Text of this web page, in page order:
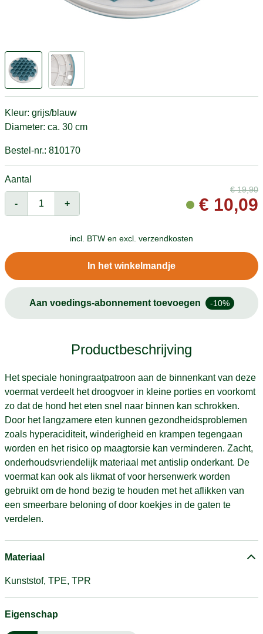
Kleur: grijs/blauw
Diameter: ca. 30 cm
Bestel-nr.: 810170
Aantal
- +
€19,90
€ 10,09
incl. BTW en excl. verzendkosten
In het winkelmandje
Aan voedings-abonnement toevoegen -10%
Productbeschrijving
Het speciale honingraatpatroon aan de binnenkant van deze
voermat verdeelt het droogvoer in kleine porties en voorkomt
zo dat de hond het eten snel naar binnen kan schrokken.
Door het langzamere eten kunnen gezondheidsproblemen
zoals hyperaciditeit, winderigheid en krampen tegengaan
worden en het risico op maagtorsie kan verminderen. Zacht,
onderhoudsvriendelijk materiaal met antislip onderkant. De
voermat kan ook als likmat of voor hersenwerk worden
gebruikt om de hond bezig te houden met het aflikken van
een smeerbare beloning of door koekjes in de gaten te
verdelen.
Materiaal
Kunststof, TPE, TPR
Eigenschap